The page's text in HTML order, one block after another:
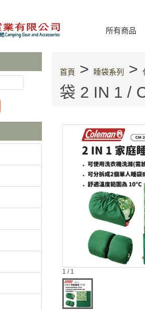
所有商品
首頁 > 睡袋系列 >
袋 2 IN 1 /
1 / 1